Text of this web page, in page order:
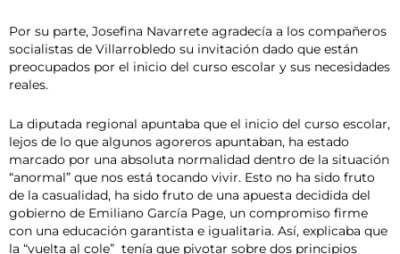
Por su parte, Josefina Navarrete agradecía a los compañeros
socialistas de Villarrobledo su invitación dado que están
preocupados por el inicio del curso escolar y sus necesidades
reales.
La diputada regional apuntaba que el inicio del curso escolar,
lejos de lo que algunos agoreros apuntaban, ha estado
marcado por una absoluta normalidad dentro de la situación
“anormal” que nos está tocando vivir. Esto no ha sido fruto
de la casualidad, ha sido fruto de una apuesta decidida del
gobierno de Emiliano García Page, un compromiso firme
con una educación garantista e igualitaria. Así, explicaba que
la “vuelta al cole” tenía que pivotar sobre dos principios